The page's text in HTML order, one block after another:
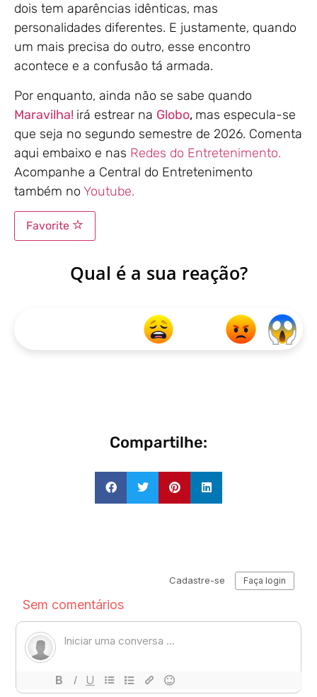
dois tem aparências idênticas, mas
personalidades diferentes. E justamente, quando
um mais precisa do outro, esse encontro
acontece e a confusão tá armada.
Por enquanto, ainda não se sabe quando
Maravilha! irá estrear na Globo, mas especula-se
que seja no segundo semestre de 2026. Comenta
aqui embaixo e nas Redes do Entretenimento.
Acompanhe a Central do Entretenimento
também no Youtube.
Favorite
Qual é a sua reação?
Compartilhe: